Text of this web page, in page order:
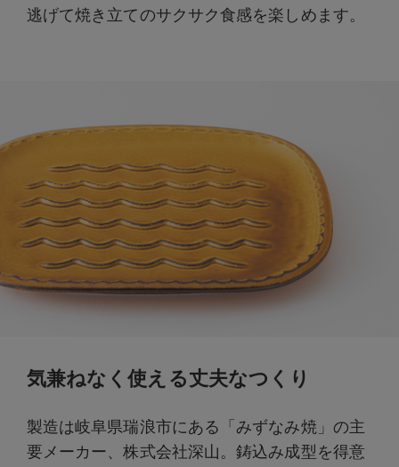
逃げて焼き立てのサクサク食感を楽しめます。
気兼ねなく使える丈夫なつくり
製造は岐阜県瑞浪市にある「みずなみ焼」の主
要メーカー、株式会社深山。鋳込み成型を得意